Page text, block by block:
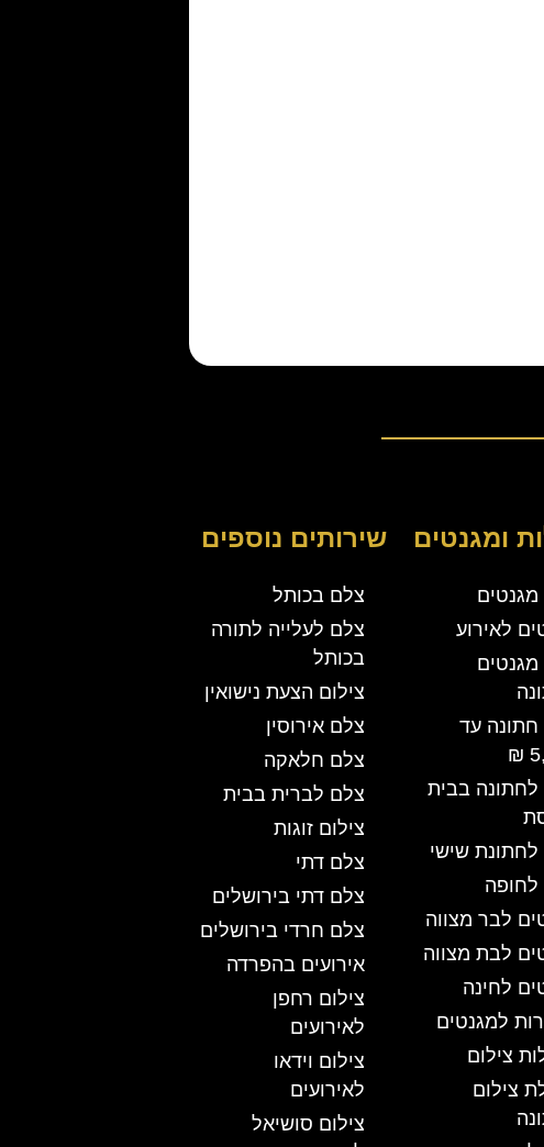
ומגנטים
לאירוע
עד
בבית
שישי
לבר מצווה
לבת מצווה
לחינה
למגנטים
צילום
צילום
שירותים נוספים
צלם בכותל
צלם לעלייה לתורה
בכותל
צילום הצעת נישואין
צלם אירוסין
צלם חלאקה
צלם לברית בבית
צילום זוגות
צלם דתי
צלם דתי בירושלים
צלם חרדי בירושלים
אירועים בהפרדה
צילום רחפן
לאירועים
צילום וידאו
לאירועים
צילום סושיאל